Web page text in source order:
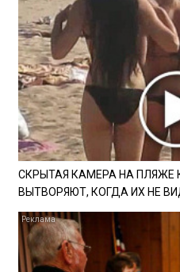
СКРЫТАЯ КАМЕРА НА
ВЫТВОРЯЮТ, КОГДА ИХ НЕ